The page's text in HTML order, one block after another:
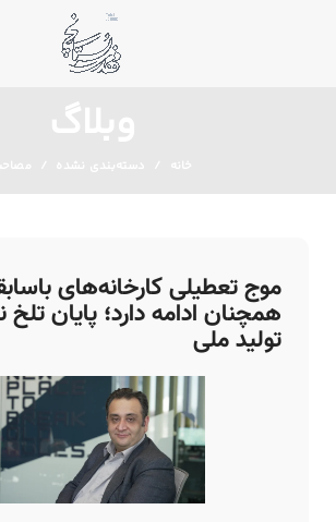
موج تعطیلی کارخانه‌های
همچنان ادامه دارد؛ پایان
تولید ملی